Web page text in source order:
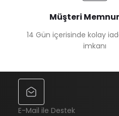
Müşteri
14 Gün içerisinde kolay
imkanı
E-Mail ile Destek